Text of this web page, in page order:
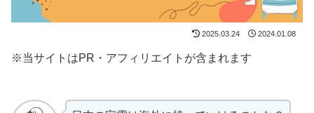
2025.03.24 2024.01.08
※当サイトはPR・アフィリエイトが含まれます